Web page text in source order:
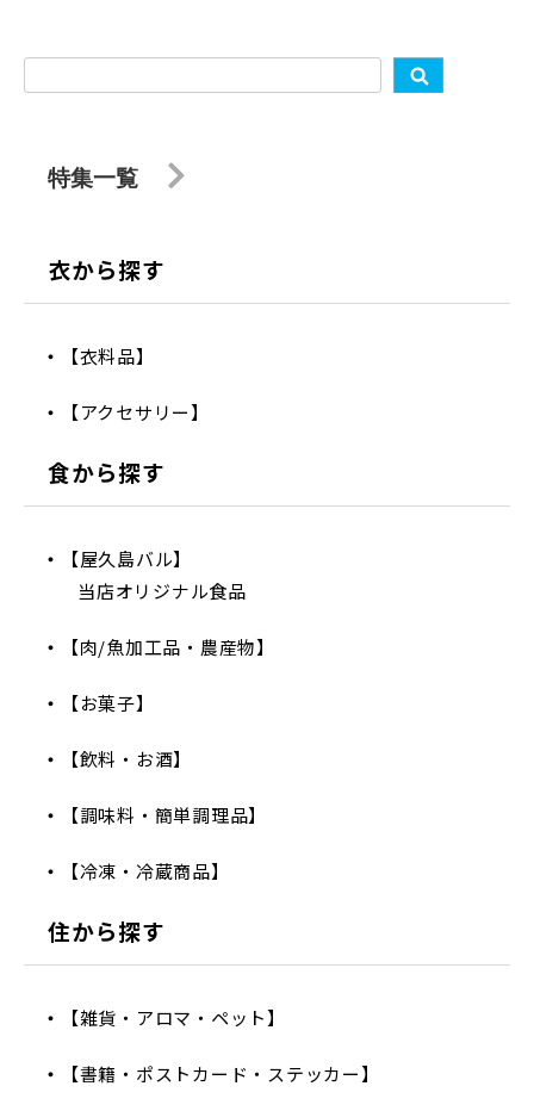
特集一覧
衣から探す
【衣料品】
【アクセサリー】
食から探す
【屋久島バル】
当店オリジナル食品
【肉/魚加工品・農産物】
【お菓子】
【飲料・お酒】
【調味料・簡単調理品】
【冷凍・冷蔵商品】
住から探す
【雑貨・アロマ・ペット】
【書籍・ポストカード・ステッカー】